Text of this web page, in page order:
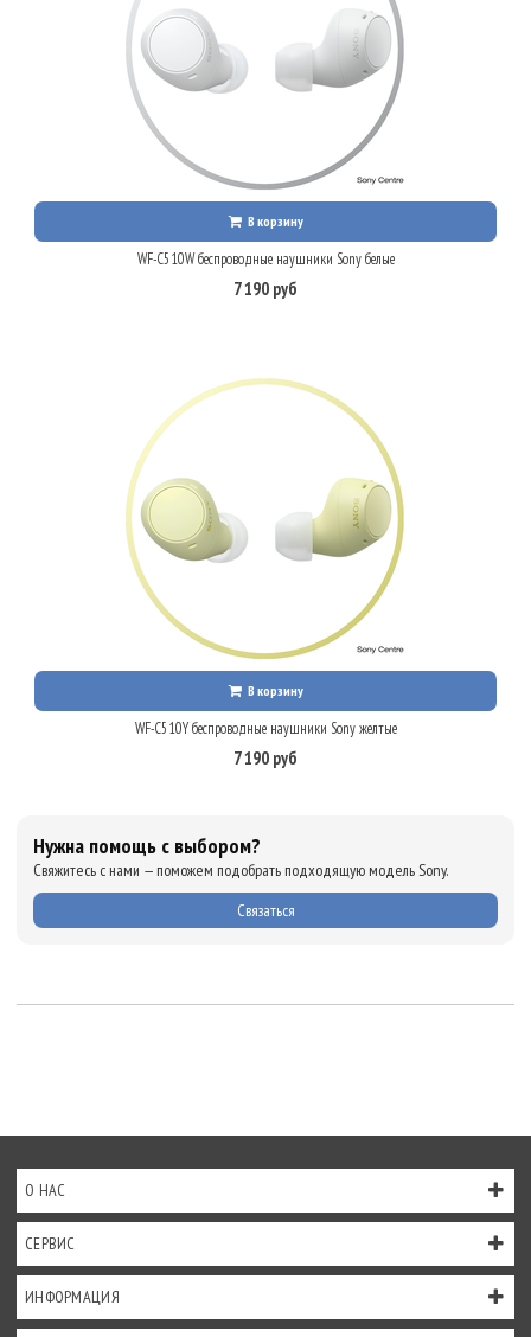
В корзину
WF-C510W беспроводные наушники Sony белые
7 190 руб
В корзину
WF-C510Y беспроводные наушники Sony желтые
7 190 руб
Нужна помощь с выбором?
Свяжитесь с нами — поможем подобрать подходящую модель Sony.
Связаться
О НАС
СЕРВИС
ИНФОРМАЦИЯ